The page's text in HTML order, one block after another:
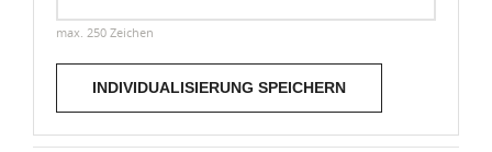
max. 250 Zeichen
INDIVIDUALISIERUNG SPEICHERN